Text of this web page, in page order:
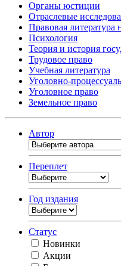
Органы юстиции
Отраслевые
Правовая литература
Психология
Теория и история
Трудовое право
Учебная литература
Уголовно-
Уголовное право
Земельное право
Автор
Переплет
Год издания
Статус
Новинки
Акции